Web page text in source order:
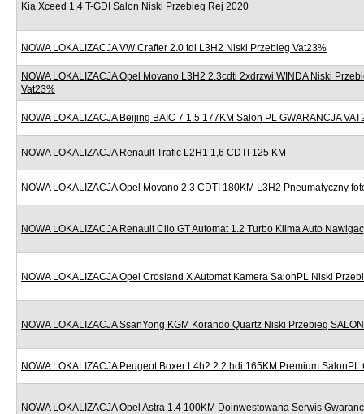
Kia Xceed 1,4 T-GDI Salon Niski Przebieg Rej 2020
NOWA LOKALIZACJA VW Crafter 2.0 tdi L3H2 Niski Przebieg Vat23%
NOWA LOKALIZACJA Opel Movano L3H2 2.3cdti 2xdrzwi WINDA Niski
Vat23%
NOWA LOKALIZACJA Beijing BAIC 7 1.5 177KM Salon PL GWARANCJA
NOWA LOKALIZACJA Renault Trafic L2H1 1,6 CDTI 125 KM
NOWA LOKALIZACJA Opel Movano 2.3 CDTI 180KM L3H2 Pneumatyczny
NOWA LOKALIZACJA Renault Clio GT Automat 1.2 Turbo Klima Auto
NOWA LOKALIZACJA Opel Crosland X Automat Kamera SalonPL Niski
NOWA LOKALIZACJA SsanYong KGM Korando Quartz Niski Przebieg
NOWA LOKALIZACJA Peugeot Boxer L4h2 2.2 hdi 165KM Premium
NOWA LOKALIZACJA Opel Astra 1.4 100KM Doinwestowana Serwis